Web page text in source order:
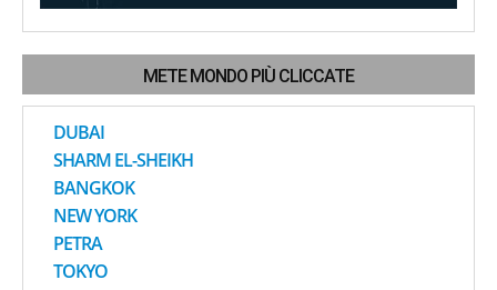
METE MONDO PIÙ CLICCATE
DUBAI
SHARM EL-SHEIKH
BANGKOK
NEW YORK
PETRA
TOKYO